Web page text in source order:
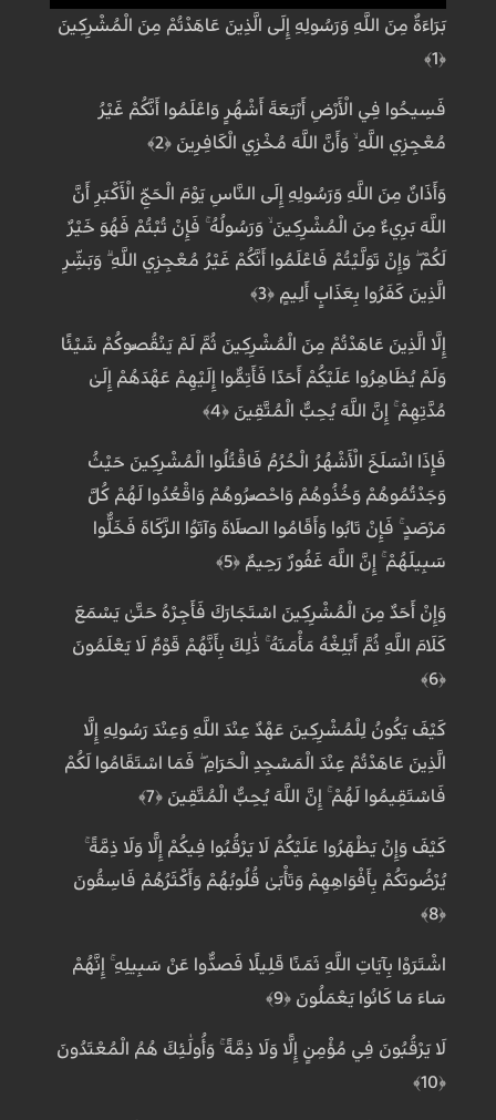
بَرَاءَةٌ مِنَ اللَّهِ وَرَسُولِهِ إِلَى الَّذِينَ عَاهَدْتُمْ مِنَ الْمُشْرِكِينَ
﴿1﴾
فَسِيحُوا فِي الْأَرْضِ أَرْبَعَةَ أَشْهُرٍ وَاعْلَمُوا أَنَّكُمْ غَيْرُ
مُعْجِزِي اللَّهِ ۙ وَأَنَّ اللَّهَ مُخْزِي الْكَافِرِينَ ﴿2﴾
وَأَذَانٌ مِنَ اللَّهِ وَرَسُولِهِ إِلَى النَّاسِ يَوْمَ الْحَجِّ الْأَكْبَرِ أَنَّ
اللَّهَ بَرِيءٌ مِنَ الْمُشْرِكِينَ ۙ وَرَسُولُهُ ۚ فَإِنْ تُبْتُمْ فَهُوَ خَيْرٌ
لَكُمْ ۖ وَإِنْ تَوَلَّيْتُمْ فَاعْلَمُوا أَنَّكُمْ غَيْرُ مُعْجِزِي اللَّهِ ۗ وَبَشِّرِ
الَّذِينَ كَفَرُوا بِعَذَابٍ أَلِيمٍ ﴿3﴾
إِلَّا الَّذِينَ عَاهَدْتُمْ مِنَ الْمُشْرِكِينَ ثُمَّ لَمْ يَنْقُصُوكُمْ شَيْئًا
وَلَمْ يُظَاهِرُوا عَلَيْكُمْ أَحَدًا فَأَتِمُّوا إِلَيْهِمْ عَهْدَهُمْ إِلَىٰ
مُدَّتِهِمْ ۚ إِنَّ اللَّهَ يُحِبُّ الْمُتَّقِينَ ﴿4﴾
فَإِذَا انْسَلَخَ الْأَشْهُرُ الْحُرُمُ فَاقْتُلُوا الْمُشْرِكِينَ حَيْثُ
وَجَدْتُمُوهُمْ وَخُذُوهُمْ وَاحْصُرُوهُمْ وَاقْعُدُوا لَهُمْ كُلَّ
مَرْصَدٍ ۚ فَإِنْ تَابُوا وَأَقَامُوا الصَّلَاةَ وَآتَوُا الزَّكَاةَ فَخَلُّوا
سَبِيلَهُمْ ۚ إِنَّ اللَّهَ غَفُورٌ رَحِيمٌ ﴿5﴾
وَإِنْ أَحَدٌ مِنَ الْمُشْرِكِينَ اسْتَجَارَكَ فَأَجِرْهُ حَتَّىٰ يَسْمَعَ
كَلَامَ اللَّهِ ثُمَّ أَبْلِغْهُ مَأْمَنَهُ ۚ ذَٰلِكَ بِأَنَّهُمْ قَوْمٌ لَا يَعْلَمُونَ
﴿6﴾
كَيْفَ يَكُونُ لِلْمُشْرِكِينَ عَهْدٌ عِنْدَ اللَّهِ وَعِنْدَ رَسُولِهِ إِلَّا
الَّذِينَ عَاهَدْتُمْ عِنْدَ الْمَسْجِدِ الْحَرَامِ ۖ فَمَا اسْتَقَامُوا لَكُمْ
فَاسْتَقِيمُوا لَهُمْ ۚ إِنَّ اللَّهَ يُحِبُّ الْمُتَّقِينَ ﴿7﴾
كَيْفَ وَإِنْ يَظْهَرُوا عَلَيْكُمْ لَا يَرْقُبُوا فِيكُمْ إِلًّا وَلَا ذِمَّةً ۚ
يُرْضُونَكُمْ بِأَفْوَاهِهِمْ وَتَأْبَىٰ قُلُوبُهُمْ وَأَكْثَرُهُمْ فَاسِقُونَ
﴿8﴾
اشْتَرَوْا بِآيَاتِ اللَّهِ ثَمَنًا قَلِيلًا فَصَدُّوا عَنْ سَبِيلِهِ ۚ إِنَّهُمْ
سَاءَ مَا كَانُوا يَعْمَلُونَ ﴿9﴾
لَا يَرْقُبُونَ فِي مُؤْمِنٍ إِلًّا وَلَا ذِمَّةً ۚ وَأُولَٰئِكَ هُمُ الْمُعْتَدُونَ
﴿10﴾